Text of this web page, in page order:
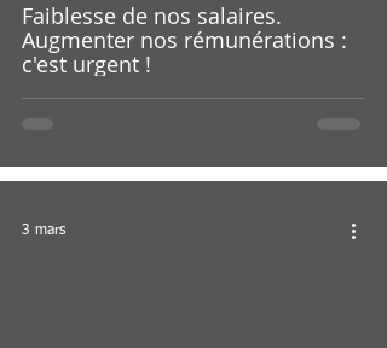
Faiblesse de nos salaires.
Augmenter nos rémunérations :
c'est urgent !
3 mars